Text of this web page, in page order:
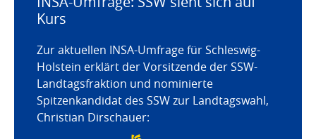
Kurs
Zur aktuellen INSA-Umfrage für Schleswig-
Holstein erklärt der Vorsitzende der SSW-
Landtagsfraktion und nominierte
Spitzenkandidat des SSW zur Landtagswahl,
Christian Dirschauer: